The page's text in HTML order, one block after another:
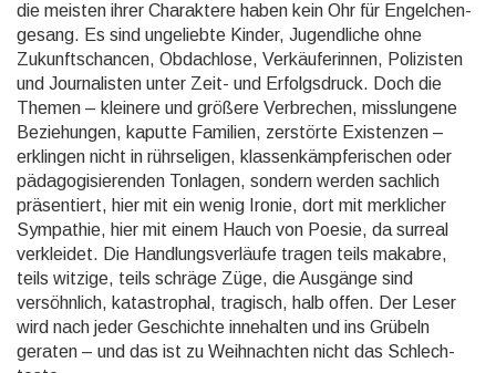
die meisten ihrer Charak­tere haben kein Ohr für Engel­chen­
gesang. Es sind unge­liebte Kinder, Jugend­liche ohne
Zukunfts­chancen, Obdach­lose, Verkäufe­rinnen, Polizisten
und Journa­listen unter Zeit- und Erfolgs­druck. Doch die
Themen – kleinere und größere Verbrechen, misslun­gene
Beziehun­gen, kaputte Familien, zerstörte Existenzen –
erklingen nicht in rühr­seligen, klassen­kämpferi­schen oder
päda­gogisie­renden Tonlagen, sondern werden sachlich
präsen­tiert, hier mit ein wenig Ironie, dort mit merk­licher
Sympa­thie, hier mit einem Hauch von Poesie, da surreal
verkleidet. Die Handlungs­verläufe tragen teils makabre,
teils witzige, teils schräge Züge, die Ausgänge sind
versöhn­lich, katastro­phal, tragisch, halb offen. Der Leser
wird nach jeder Geschichte inne­halten und ins Grübeln
geraten – und das ist zu Weih­nachten nicht das Schlech­